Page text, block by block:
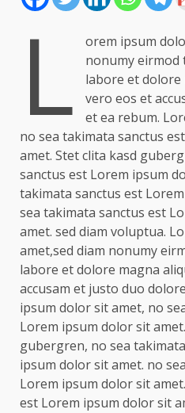
L
orem ipsum
nonumy
labore et dolore
vero eos et
et ea rebum.
no sea takimata sanctus
amet. Stet clita kasd
sanctus est Lorem ipsum
takimata sanctus est
sea takimata sanctus est
amet. sed diam voluptua.
amet,sed diam nonumy
labore et dolore magna
accusam et justo duo
ipsum dolor sit amet, no
Lorem ipsum dolor sit
gubergren, no sea
ipsum dolor sit amet. no
Lorem ipsum dolor sit
est Lorem ipsum dolor sit